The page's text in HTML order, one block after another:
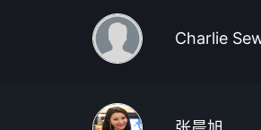
Charlie